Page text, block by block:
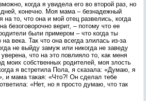
когда я увидела его во второй раз, но
дней, конечно. Моя мама – безнадежный
на то, что она и мой отец развелись, когда
безоговорочно верит, – потому что ее
были примером – что когда ты
века. Так что она всегда злилась из-за
не выйду замуж или никогда не заведу
что на это повлияло то, как меня
моих собственных родителей, моя злость
я встретила Пола, я сказала: «Думаю, я
и мама такая: «Что?! Он сделал тебе
«Нет, но я просто думаю, что так